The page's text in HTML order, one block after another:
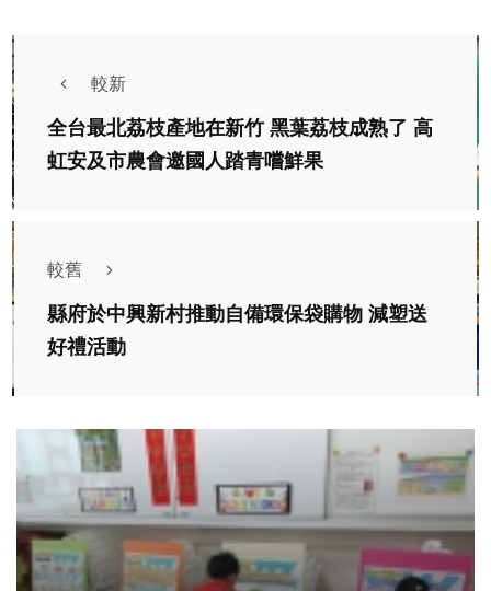
較新
全台最北荔枝產地在新竹 黑葉荔枝成熟了 高
虹安及市農會邀國人踏青嚐鮮果
較舊
縣府於中興新村推動自備環保袋購物 減塑送
好禮活動